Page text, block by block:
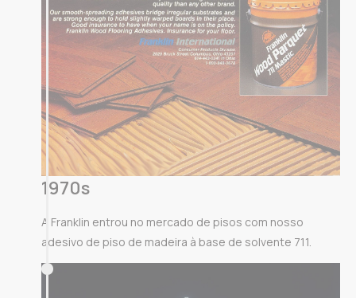
1970s
A Franklin entrou no mercado de pisos com nosso
adesivo de piso de madeira à base de solvente 711.